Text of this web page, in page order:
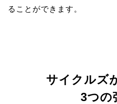
ることができます。
サイクルズ
3つの